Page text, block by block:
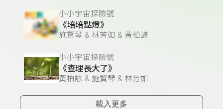
小小宇宙探險號
《培培點燈》
施賢琴 & 林芳如 & 黃柏諺
小小宇宙探險號
《查理長大了》
黃柏諺 & 施賢琴 & 林芳如
載入更多